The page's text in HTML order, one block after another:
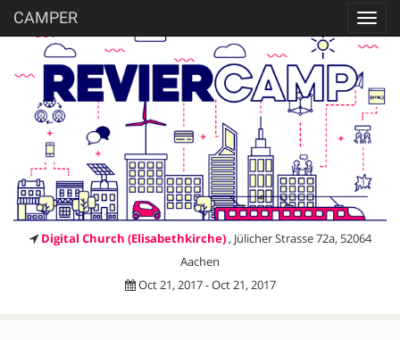
CAMPER
Digital Church (Elisabethkirche) , Jülicher Strasse 72a, 52064
Aachen
Oct 21, 2017 - Oct 21, 2017